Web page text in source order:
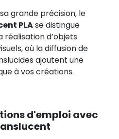
grande précision, le
PLAse distingue
d’objets
où la diffusion de
ajoutent une
à vos créations.
d'emploi avec